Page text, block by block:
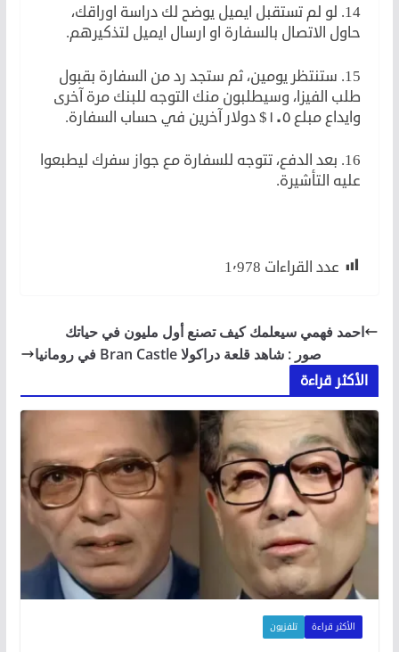
14. لو لم تستقبل ايميل يوضح لك دراسة اوراقك،
حاول الاتصال بالسفارة او ارسال ايميل لتذكيرهم.
15. ستنتظر يومين، ثم ستجد رد من السفارة بقبول
طلب الفيزا، وسيطلبون منك التوجه للبنك مرة آخرى
وايداع مبلع ١٠٥$ دولار آخرين في حساب السفارة.
16. بعد الدفع، تتوجه للسفارة مع جواز سفرك ليطبعوا
عليه التأشيرة.
عدد القراءات 1٬978
احمد فهمي سيعلمك كيف تصنع أول مليون في حياتك
صور : شاهد قلعة دراكولا Bran Castle في رومانيا
الأكثر قراءة
الأكثر قراءة تلفزيون